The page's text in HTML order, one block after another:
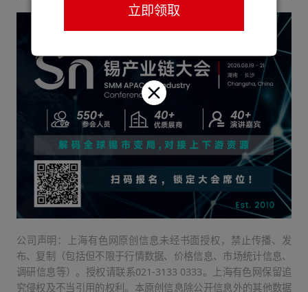
公司声明：上海有色网原创信息未经书面授权，禁止传播、发
布、复制（包括但不限于行情数据、价格信息、市场统计信息、
调研信息等）。授权请联系021-3133 0333。上海有色网保留追
究侵权及不当引用的权利。本原创信息除公开信息外的其他数据
立即领取